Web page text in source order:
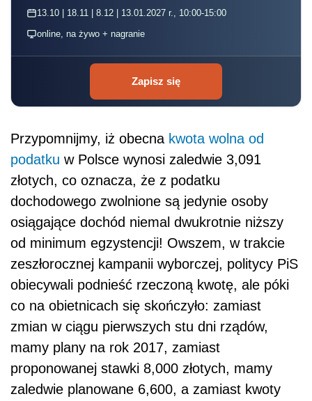
13.10 | 18.11 | 8.12 | 13.01.2027 r., 10:00-15:00
online, na żywo + nagranie
Zapisz się
Przypomnijmy, iż obecna kwota wolna od
podatku w Polsce wynosi zaledwie 3,091
złotych, co oznacza, że z podatku
dochodowego zwolnione są jedynie osoby
osiągające dochód niemal dwukrotnie niższy
od minimum egzystencji! Owszem, w trakcie
zeszłorocznej kampanii wyborczej, politycy PiS
obiecywali podnieść rzeczoną kwotę, ale póki
co na obietnicach się skończyło: zamiast
zmian w ciągu pierwszych stu dni rządów,
mamy plany na rok 2017, zamiast
proponowanej stawki 8,000 złotych, mamy
zaledwie planowane 6,600, a zamiast kwoty